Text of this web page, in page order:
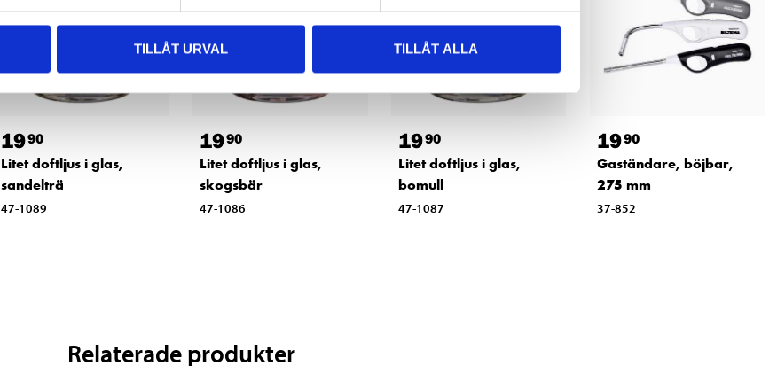
TILLÅT URVAL TILLÅT ALLA
1990
Litet doftljus i glas,
sandelträ
47-1089
1990
Litet doftljus i glas,
skogsbär
47-1086
1990
Litet doftljus i glas,
bomull
47-1087
1990
Gaständare, böjbar,
275 mm
37-852
Relaterade produkter